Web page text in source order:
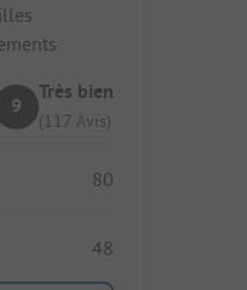
9
Très bien
(117 Avis)
80
48